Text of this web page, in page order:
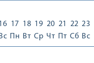
Вс
17
Пн
18
Вт
19
Ср
20
Чт
21
Пт
22
Сб
23
Вс